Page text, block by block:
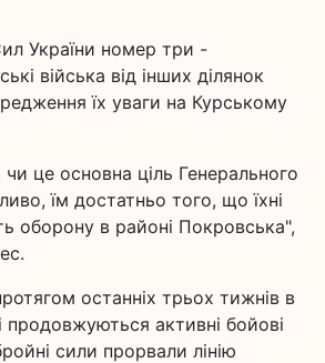
України номер три -
війська від інших ділянок
їх уваги на Курському
це основна ціль Генерального
їм достатньо того, що їхні
оборону в районі Покровська",
останніх трьох тижнів в
продовжуються активні бойові
сили прорвали лінію